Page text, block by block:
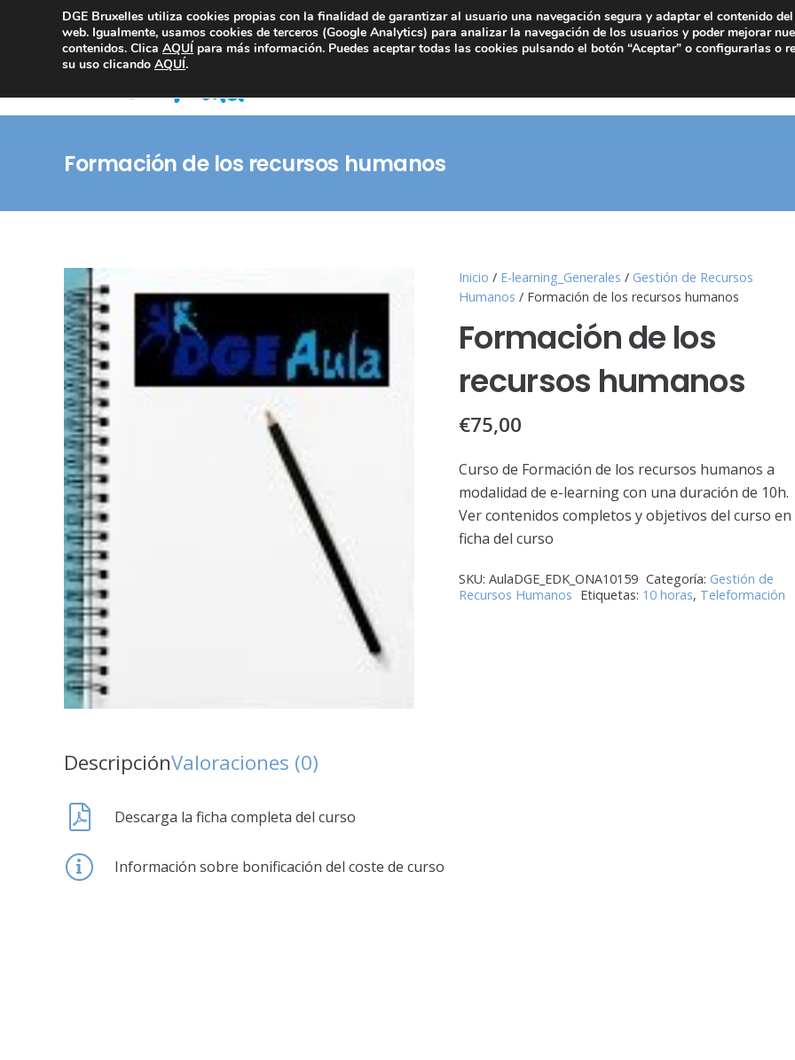
Consultoría Compliance
Formación de los recursos humanos
Inicio / E-learning_Generales / Gestión de Recursos
Humanos / Formación de los recursos humanos
Formación de los
recursos humanos
€75,00
Curso de Formación de los recursos humanos a
modalidad de e-learning con una duración de 10h.
Ver contenidos completos y objetivos del curso en
ficha del curso
SKU:AulaDGE_EDK_ONA10159 Categoría: Gestión de
Recursos Humanos Etiquetas: 10 horas, Teleformación
DescripciónValoraciones (0)
Descarga la ficha completa del curso
Información sobre bonificación del coste de curso
DGE Bruxelles utiliza cookies propias con la finalidad de garantizar al usuario una navegación segura y adaptar el contenido
web. Igualmente, usamos cookies de terceros (Google Analytics) para analizar la navegación de los usuarios y poder mejorar
contenidos. Clica AQUÍ para más información. Puedes aceptar todas las cookies pulsando el botón “Aceptar” o configurarlas o
su uso clicando AQUÍ.